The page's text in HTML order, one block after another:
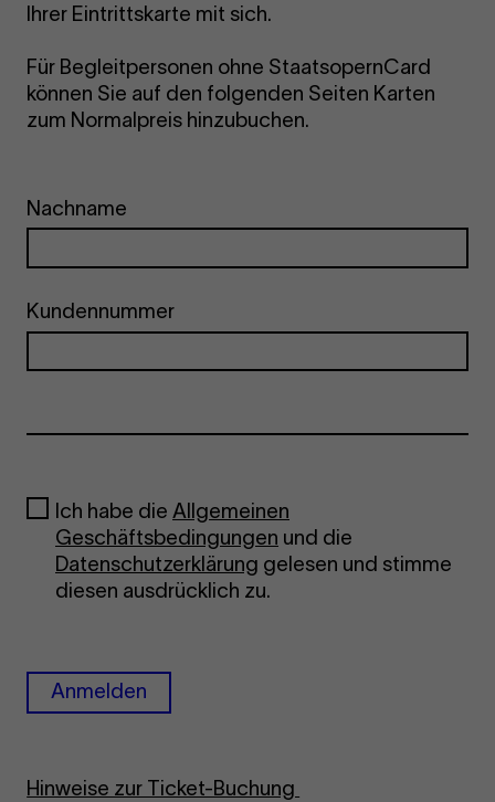
Ihrer Eintrittskarte mit sich.
Für Begleitpersonen ohne StaatsopernCard
können Sie auf den folgenden Seiten Karten
zum Normalpreis hinzubuchen.
Nachname
Kundennummer
Ich habe die Allgemeinen
Geschäftsbedingungen und die
Datenschutzerklärung gelesen und stimme
diesen ausdrücklich zu.
Anmelden
Hinweise zur Ticket-Buchung